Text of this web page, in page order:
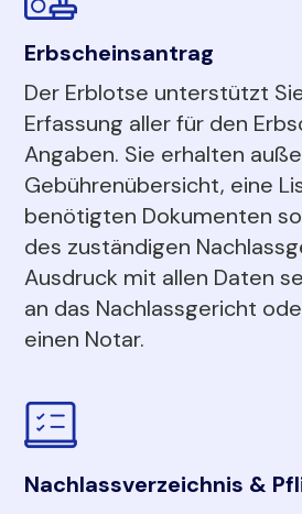
Erbscheinsantrag
Der Erblotse unterstützt
Erfassung aller für den
Angaben. Sie erhalten
Gebührenübersicht, eine
benötigten Dokumenten
des zuständigen
Ausdruck mit allen Daten
an das Nachlassgericht
einen Notar.
Nachlassverzeichnis &